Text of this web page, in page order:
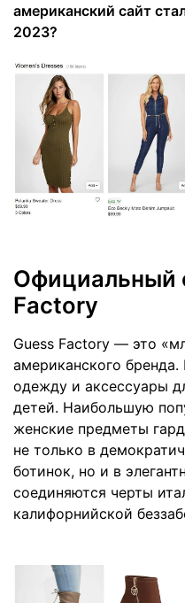
американский сайт
2023?
Официальный
Factory
Guess Factory — это
американского бренда.
одежду и аксессуары
детей. Наибольшую
женские предметы
не только в
ботинок, но и в
соединяются черты
калифорнийской